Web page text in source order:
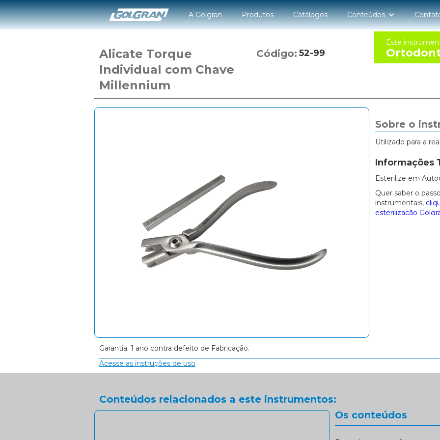
A Golgran Produtos Catálogos Conteúdos
Alicate Torque
Individual com Chave
Millennium
Código: 52-99
Este
Sobre o
Utilizado para a
Informações
Esterilize em
Quer saber o
instrumentais,
esterilização
Garantia: 1 ano contra defeito de Fabricação.
Acesse as instruções de uso
Conteúdos relacionados a este instrumentos:
Os conteúdos